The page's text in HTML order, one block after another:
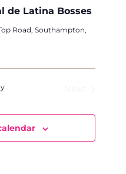
de Latina Bosses
Road, Southampton,